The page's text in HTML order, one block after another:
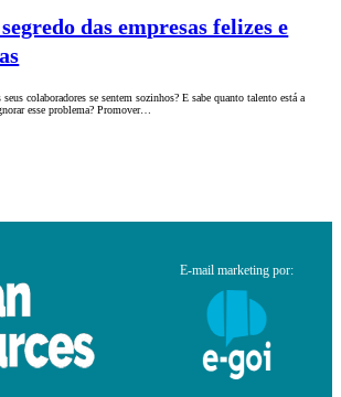
das empresas felizes e
seus colaboradores se sentem sozinhos? E sabe quanto talento está a
esse problema? Promover…
E-mail marketing por: